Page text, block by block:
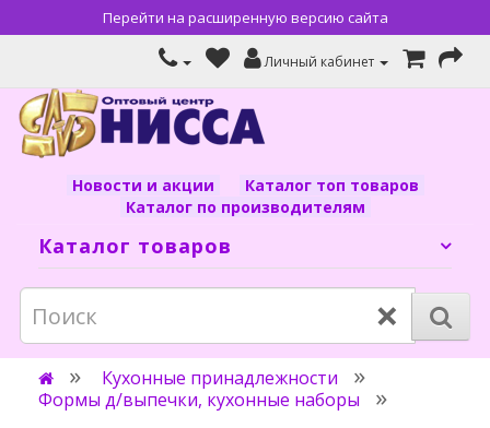
Перейти на расширенную версию сайта
Личный кабинет
Новости и акции
Каталог топ товаров
Каталог по производителям
Каталог товаров
×
Кухонные принадлежности
Формы д/выпечки, кухонные наборы